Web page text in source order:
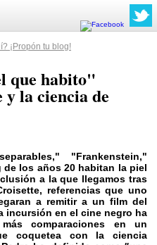
¡Propón tu blog!
que habito"
la ciencia de
"Frankenstein,"
de los años 20 habitan la piel
a la que llegamos tras
referencias que uno
a remitir a un film del
incursión en el cine negro ha
comparaciones en un
coquetea con la ciencia